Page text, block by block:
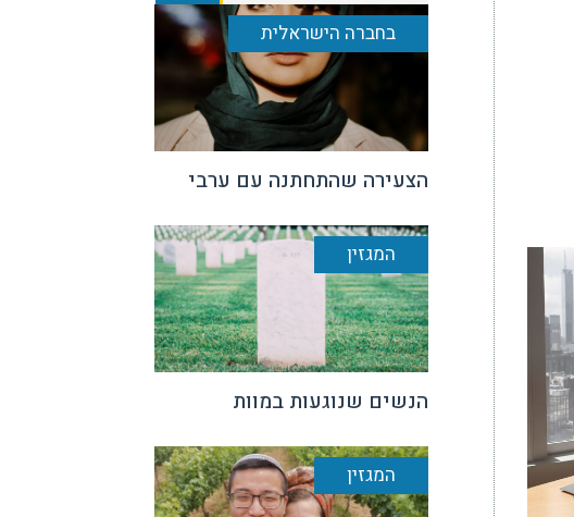
בחברה הישראלית
הצעירה שהתחתנה עם ערבי
המגזין
הנשים שנוגעות במוות
המגזין